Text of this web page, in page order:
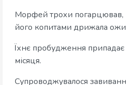
Морфей трохи погарцював,
його копитами дрижала
Їхнє пробудження припадає
місяця.
Супроводжувалося